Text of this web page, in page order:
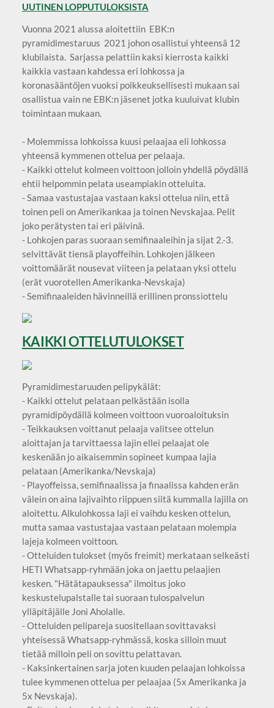
UUTINEN LOPPUTULOKSISTA
Vuonna 2021 alussa aloitettiin EBK:n
pyramidimestaruus 2021 johon osallistui yhteensä 12
klubilaista. Sarjassa pelattiin kaksi kierrosta kaikki
kaikkia vastaan kahdessa eri lohkossa ja
koronasääntöjen vuoksi poikkeuksellisesti mukaan sai
osallistua vain ne EBK:n jäsenet jotka kuuluivat klubin
toimintaan mukaan.
- Molemmissa lohkoissa kuusi pelaajaa eli lohkossa
yhteensä kymmenen ottelua per pelaaja.
- Kaikki ottelut kolmeen voittoon jolloin yhdellä pöydällä
ehtii helpommin pelata useampiakin otteluita.
- Samaa vastustajaa vastaan kaksi ottelua niin, että
toinen peli on Amerikankaa ja toinen Nevskajaa. Pelit
joko perätysten tai eri päivinä.
- Lohkojen paras suoraan semifinaaleihin ja sijat 2.-3.
selvittävät tiensä playoffeihin. Lohkojen jälkeen
voittomäärät nousevat viiteen ja pelataan yksi ottelu
(erät vuorotellen Amerikanka-Nevskaja)
- Semifinaaleiden hävinneillä erillinen pronssiottelu
KAIKKI OTTELUTULOKSET
Pyramidimestaruuden pelipykälät:
- Kaikki ottelut pelataan pelkästään isolla
pyramidipöydällä kolmeen voittoon vuoroaloituksin
- Teikkauksen voittanut pelaaja valitsee ottelun
aloittajan ja tarvittaessa lajin ellei pelaajat ole
keskenään jo aikaisemmin sopineet kumpaa lajia
pelataan (Amerikanka/Nevskaja)
- Playoffeissa, semifinaalissa ja finaalissa kahden erän
välein on aina lajivaihto riippuen siitä kummalla lajilla on
aloitettu. Alkulohkossa laji ei vaihdu kesken ottelun,
mutta samaa vastustajaa vastaan pelataan molempia
lajeja kolmeen voittoon.
- Otteluiden tulokset (myös freimit) merkataan selkeästi
HETI Whatsapp-ryhmään joka on jaettu pelaajien
kesken. "Hätätapauksessa" ilmoitus joko
keskustelupalstalle tai suoraan tulospalvelun
ylläpitäjälle Joni Aholalle.
- Otteluiden pelipareja suositellaan sovittavaksi
yhteisessä Whatsapp-ryhmässä, koska silloin muut
tietää milloin peli on sovittu pelattavan.
- Kaksinkertainen sarja joten kuuden pelaajan lohkoissa
tulee kymmenen ottelua per pelaajaa (5x Amerikanka ja
5x Nevskaja).